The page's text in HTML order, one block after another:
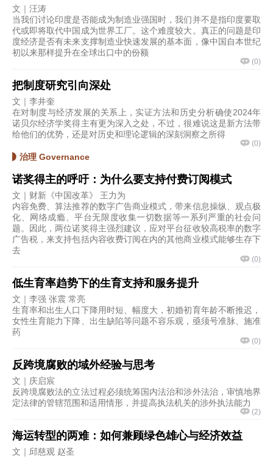
文｜汪涛
当我们讨论印度是否能成为制造业强国时，我们并不是指印度要取
代或即将取代中国成为世界工厂。这个难度较大。真正的问题是印
度经济是否有未来支撑制造业快速发展的基本面，像中国自本世纪
初以来那样提升在全球出口中的份额
(0)
把制度研究引向深处
文｜李井奎
在对制度与经济发展的关系上，实证方法和历史分析确使2024年
诺贝尔经济学奖得主有更为深入之处，不过，很难说这是新方法带
给他们的优势，还是对历史和理论逻辑的深刻洞察之所得
(0)
治理 Governance
诺奖得主的呼吁：为什么要支持付费订阅模式
文｜财新《中国改革》 王力为
内容免费、算法推荐的数字广告商业模式，带来信息操纵、观点极
化、网络成瘾、平台无限度收集一切数据等一系列严重的社会问
题。因此，两位诺奖得主强烈建议，应对平台征收较高税率的数字
广告税，来支持包括内容收费订阅在内的其他商业模式能够生存下
去
(0)
低生育率趋势下的生育支持和服务提升
文｜李强 张震 常亮
生育率和出生人口下降用时短、幅度大，初婚初育年龄不断推迟，
女性生育能力下降、出生缺陷等问题不容乐观，亟须号准脉、施准
药
(0)
反跨境腐败的域外经验与思考
文｜庆启宸
反跨境腐败法的立法过程必须统筹国内法治和涉外法治，审慎地界
定法律的管辖范围和适用情形，并提高执法机关的涉外执法能力
(2)
海运转型的两难：如何兼顾绿色雄心与经济效益
文｜邱慈观 赵圣